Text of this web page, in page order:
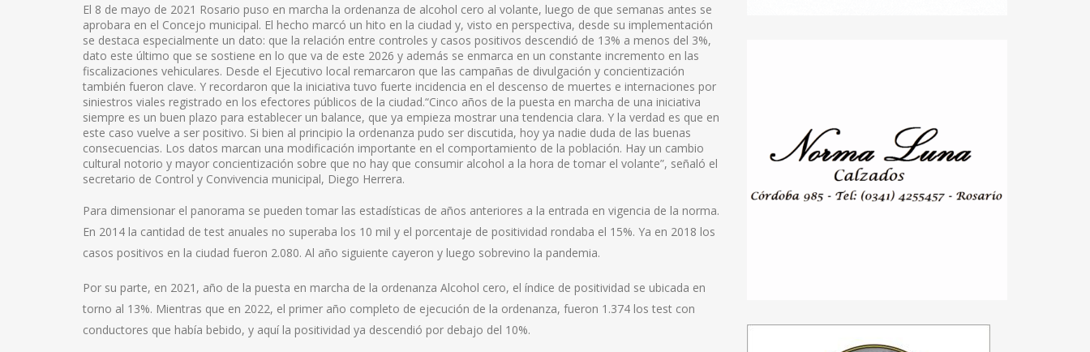
El 8 de mayo de 2021 Rosario puso en marcha la ordenanza de alcohol cero al volante, luego de que semanas antes se
aprobara en el Concejo municipal. El hecho marcó un hito en la ciudad y, visto en perspectiva, desde su implementación
se destaca especialmente un dato: que la relación entre controles y casos positivos descendió de 13% a menos del 3%,
dato este último que se sostiene en lo que va de este 2026 y además se enmarca en un constante incremento en las
fiscalizaciones vehiculares. Desde el Ejecutivo local remarcaron que las campañas de divulgación y concientización
también fueron clave. Y recordaron que la iniciativa tuvo fuerte incidencia en el descenso de muertes e internaciones por
siniestros viales registrado en los efectores públicos de la ciudad.“Cinco años de la puesta en marcha de una iniciativa
siempre es un buen plazo para establecer un balance, que ya empieza mostrar una tendencia clara. Y la verdad es que en
este caso vuelve a ser positivo. Si bien al principio la ordenanza pudo ser discutida, hoy ya nadie duda de las buenas
consecuencias. Los datos marcan una modificación importante en el comportamiento de la población. Hay un cambio
cultural notorio y mayor concientización sobre que no hay que consumir alcohol a la hora de tomar el volante”, señaló el
secretario de Control y Convivencia municipal, Diego Herrera.
Para dimensionar el panorama se pueden tomar las estadísticas de años anteriores a la entrada en vigencia de la norma.
En 2014 la cantidad de test anuales no superaba los 10 mil y el porcentaje de positividad rondaba el 15%. Ya en 2018 los
casos positivos en la ciudad fueron 2.080. Al año siguiente cayeron y luego sobrevino la pandemia.
Por su parte, en 2021, año de la puesta en marcha de la ordenanza Alcohol cero, el índice de positividad se ubicada en
torno al 13%. Mientras que en 2022, el primer año completo de ejecución de la ordenanza, fueron 1.374 los test con
conductores que había bebido, y aquí la positividad ya descendió por debajo del 10%.